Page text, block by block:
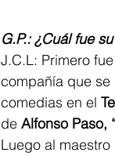
G.P.: ¿Cuál fue
J.C.L: Primero
compañía que se
comedias en el
de Alfonso Paso,
Luego al